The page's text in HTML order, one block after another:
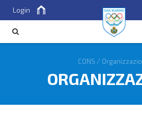
Login
CONS /